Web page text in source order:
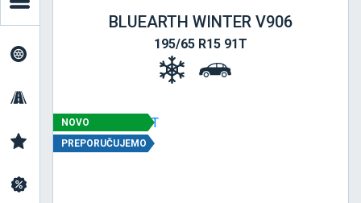
BLUEARTH WINTER V906
195/65 R15 91T
NOVO
PREPORUČUJEMO